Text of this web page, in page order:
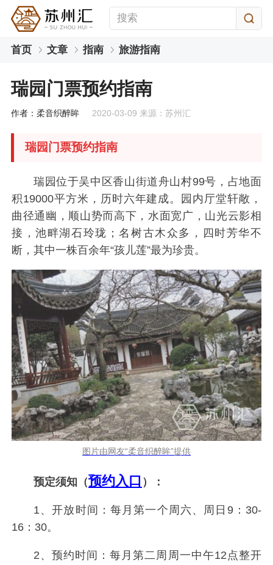
首页 文章 指南 旅游指南
瑞园门票预约指南
作者：柔音织醉眸 2020-03-09 来源：苏州汇
瑞园门票预约指南
瑞园位于吴中区香山街道舟山村99号，占地面
积19000平方米，历时六年建成。园内厅堂轩敞，
曲径通幽，顺山势而高下，水面宽广，山光云影相
接，池畔湖石玲珑；名树古木众多，四时芳华不
断，其中一株百余年“孩儿莲”最为珍贵。
图片由网友“柔音织醉眸”提供
预定须知（预约入口 ）：
1、开放时间：每月第一个周六、周日9：30-
16：30。
2、预约时间：每月第二周周一中午12点整开